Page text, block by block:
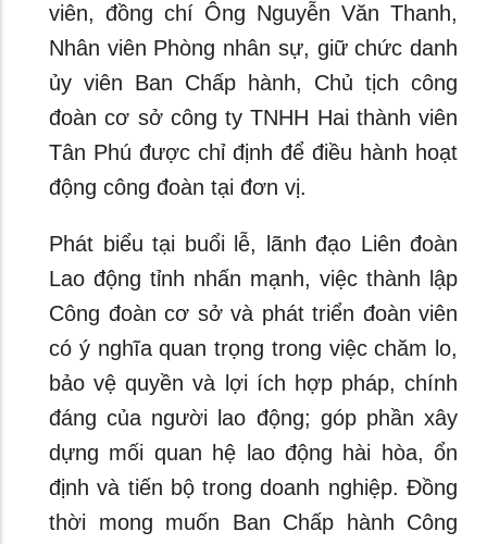
viên, đồng chí Ông Nguyễn Văn Thanh,
Nhân viên Phòng nhân sự, giữ chức danh
ủy viên Ban Chấp hành, Chủ tịch công
đoàn cơ sở công ty TNHH Hai thành viên
Tân Phú được chỉ định để điều hành hoạt
động công đoàn tại đơn vị.
Phát biểu tại buổi lễ, lãnh đạo Liên đoàn
Lao động tỉnh nhấn mạnh, việc thành lập
Công đoàn cơ sở và phát triển đoàn viên
có ý nghĩa quan trọng trong việc chăm lo,
bảo vệ quyền và lợi ích hợp pháp, chính
đáng của người lao động; góp phần xây
dựng mối quan hệ lao động hài hòa, ổn
định và tiến bộ trong doanh nghiệp. Đồng
thời mong muốn Ban Chấp hành Công